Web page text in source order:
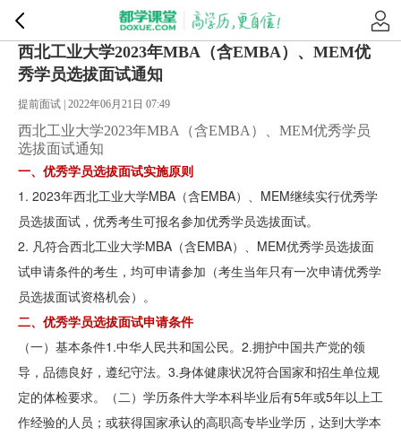
西北工业大学2023年MBA（含EMBA）、MEM优
秀学员选拔面试通知
提前面试 | 2022年06月21日 07:49
西北工业大学2023年MBA（含EMBA）、MEM优秀学员
选拔面试通知
一、优秀学员选拔面试实施原则
1. 2023年西北工业大学MBA（含EMBA）、MEM继续实行优秀学
员选拔面试，优秀考生可报名参加优秀学员选拔面试。
2. 凡符合西北工业大学MBA（含EMBA）、MEM优秀学员选拔面
试申请条件的考生，均可申请参加（考生当年只有一次申请优秀学
员选拔面试资格机会）。
二、优秀学员选拔面试申请条件
（一）基本条件1.中华人民共和国公民。2.拥护中国共产党的领
导，品德良好，遵纪守法。3.身体健康状况符合国家和招生单位规
定的体检要求。（二）学历条件大学本科毕业后有5年或5年以上工
作经验的人员；或获得国家承认的高职高专毕业学历，达到大学本